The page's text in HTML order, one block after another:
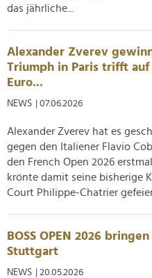
das jährliche...
Alexander Zverev
Triumph in Paris trifft
Euro...
NEWS | 07.06.2026
Alexander Zverev hat es
gegen den Italiener Flavio
den French Open 2026
krönte damit seine bisherige
Court Philippe-Chatrier
BOSS OPEN 2026
Stuttgart
NEWS | 20.05.2026